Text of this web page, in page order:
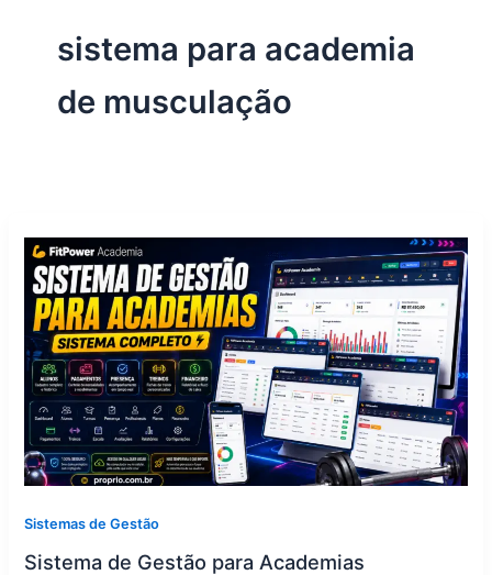
sistema para academia
de musculação
Sistemas de Gestão
Sistema de Gestão para Academias